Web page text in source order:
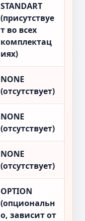
STANDART
(присутствуе
т во всех
комплектац
иях)
NONE
(отсутствует)
NONE
(отсутствует)
NONE
(отсутствует)
OPTION
(опциональн
о, зависит от